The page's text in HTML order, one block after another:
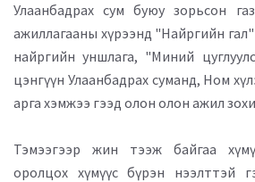
Улаанбадрах сум буюу зорьсон
ажиллагааны хүрээнд "Найргийн
найргийн уншлага, "Миний
цэнгүүн Улаанбадрах суманд, Ном
арга хэмжээ гээд олон олон ажил
Тэмээгээр жин тээж байгаа
оролцох хүмүүс бүрэн нээлттэй